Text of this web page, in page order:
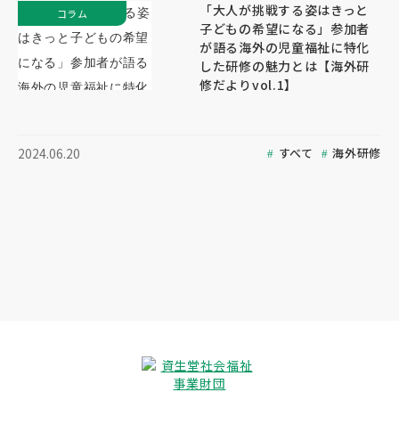
「大人が挑戦する姿はきっと
子どもの希望になる」参加者
が語る海外の児童福祉に特化
した研修の魅力とは【海外研
修だよりvol.1】
2024.06.20 すべて 海外研修
コラム